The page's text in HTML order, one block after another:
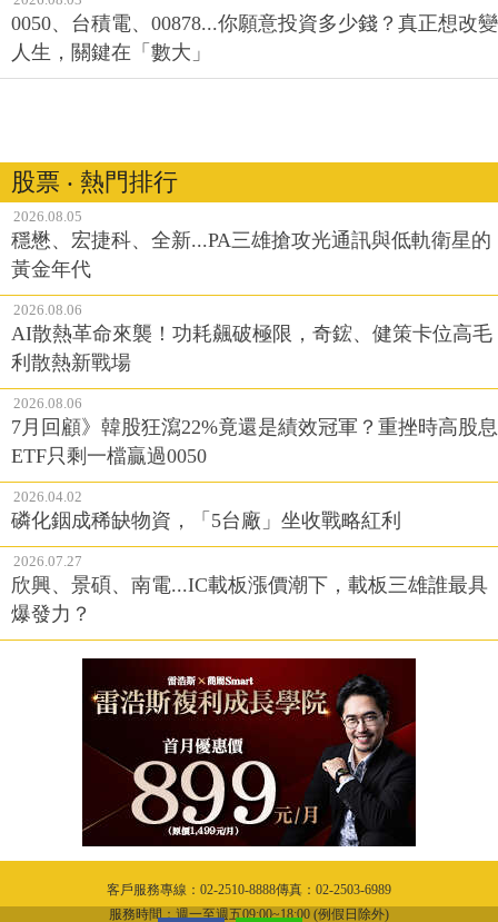
0050、台積電、00878...你願意投資多少錢？真正想改變
人生，關鍵在「數大」
股票 ‧ 熱門排行
2026.08.05
穩懋、宏捷科、全新...PA三雄搶攻光通訊與低軌衛星的
黃金年代
2026.08.06
AI散熱革命來襲！功耗飆破極限，奇鋐、健策卡位高毛
利散熱新戰場
2026.08.06
7月回顧》韓股狂瀉22%竟還是績效冠軍？重挫時高股息
ETF只剩一檔贏過0050
2026.04.02
磷化銦成稀缺物資，「5台廠」坐收戰略紅利
2026.07.27
欣興、景碩、南電...IC載板漲價潮下，載板三雄誰最具
爆發力？
客戶服務專線：02-2510-8888傳真：02-2503-6989
服務時間：週一至週五09:00~18:00 (例假日除外)